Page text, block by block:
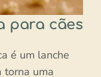
para cães
é um lanche
torna uma